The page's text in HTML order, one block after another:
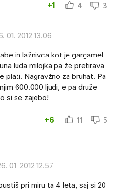
+1 4 3
01. 2012 13.06
in lažnivca kot je gargamel
luda milojka pa že pretirava
plati. Nagravžno za bruhat. Pa
600.000 ljudi, e pa druže
si se zajebo!
+6 11 5
01. 2012 12.57
pri miru ta 4 leta, saj si 20